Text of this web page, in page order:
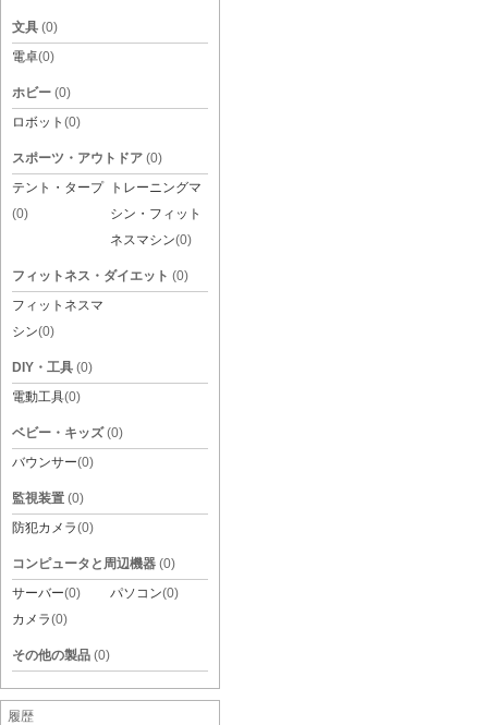
文具 (0)
電卓(0)
ホビー (0)
ロボット (0)
スポーツ・アウトドア (0)
テント・タープ
(0)
トレーニングマ
シン・フィット
ネスマシン(0)
フィットネス・ダイエット (0)
フィットネスマ
シン(0)
DIY・工具 (0)
電動工具(0)
ベビー・キッズ(0)
バウンサー(0)
監視装置 (0)
防犯カメラ(0)
コンピュータと周辺機器 (0)
サーバー(0) パソコン(0)
カメラ(0)
その他の製品 (0)
履歴